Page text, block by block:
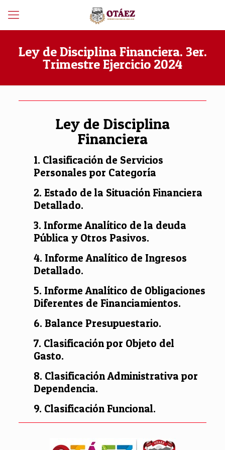
Ley de Disciplina Financiera. 3er.
Trimestre Ejercicio 2024
Ley de Disciplina
Financiera
1. Clasificación de Servicios
Personales por Categoría
2. Estado de la Situación Financiera
Detallado.
3. Informe Analítico de la deuda
Pública y Otros Pasivos.
4. Informe Analítico de Ingresos
Detallado.
5. Informe Analítico de Obligaciones
Diferentes de Financiamientos.
6. Balance Presupuestario.
7. Clasificación por Objeto del
Gasto.
8. Clasificación Administrativa por
Dependencia.
9. Clasificación Funcional.